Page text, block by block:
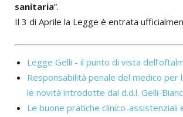
sanitaria”.
Il 3 di Aprile la Legge è entrata
Legge Gelli - il punto di vista
Responsabilità penale del medico per
le novità introdotte dal d.d.l. Gelli-
Le buone pratiche clinico-assistenziali